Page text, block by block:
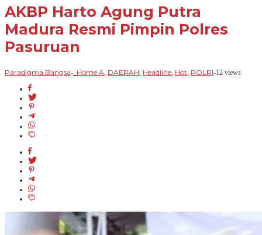
AKBP Harto Agung Putra
Madura Resmi Pimpin Polres
Pasuruan
Paradigma Bangsa- _Home A, DAERAH, Headline, Hot, POLRI-12 views